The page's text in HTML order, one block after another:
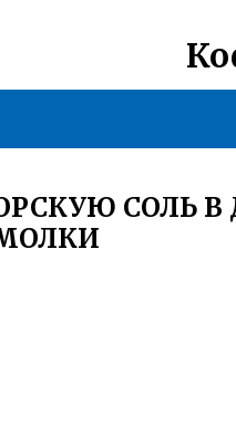
СОЛЬ